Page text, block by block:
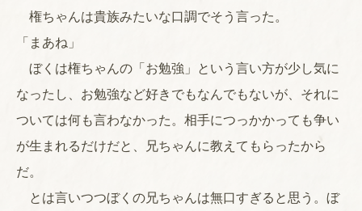
権ちゃんは貴族みたいな口調でそう言った。
「まあね」
ぼくは権ちゃんの「お勉強」という言い方が少し気に
なったし、お勉強など好きでもなんでもないが、それに
ついては何も言わなかった。相手につっかかっても争い
が生まれるだけだと、兄ちゃんに教えてもらったから
だ。
とは言いつつぼくの兄ちゃんは無口すぎると思う。ぼ